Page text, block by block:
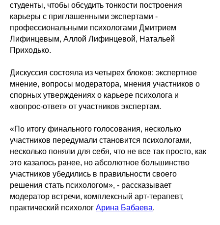
студенты, чтобы обсудить тонкости построения
карьеры с приглашенными экспертами -
профессиональными психологами Дмитрием
Лифинцевым, Аллой Лифинцевой, Натальей
Приходько.
Дискуссия состояла из четырех блоков: экспертное
мнение, вопросы модератора, мнения участников о
спорных утверждениях о карьере психолога и
«вопрос-ответ» от участников экспертам.
«По итогу финального голосования, несколько
участников передумали становится психологами,
несколько поняли для себя, что не все так просто, как
это казалось ранее, но абсолютное большинство
участников убедились в правильности своего
решения стать психологом», - рассказывает
модератор встречи, комплексный арт-терапевт,
практический психолог Арина Бабаева.